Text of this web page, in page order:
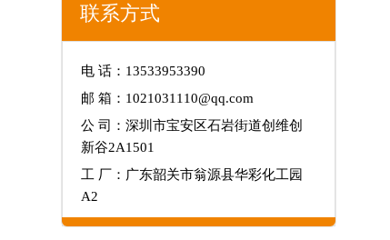
联系方式
电 话：13533953390
邮 箱：1021031110@qq.com
公 司：深圳市宝安区石岩街道创维创
新谷2A1501
工 厂：广东韶关市翁源县华彩化工园
A2